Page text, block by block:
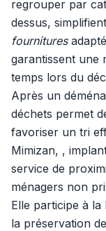
regrouper par
dessus,
fournitures
garantissent une
temps lors du
Après un
déchets permet
favoriser un tri
Mimizan, ,
service de
ménagers non
Elle participe à
la préservation